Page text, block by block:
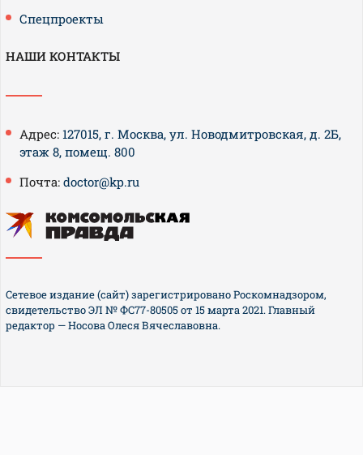
Спецпроекты
НАШИ КОНТАКТЫ
Адрес: 127015, г. Москва, ул. Новодмитровская, д. 2Б,
этаж 8, помещ. 800
Почта: doctor@kp.ru
Сетевое издание (сайт) зарегистрировано Роскомнадзором,
свидетельство ЭЛ № ФС77-80505 от 15 марта 2021. Главный
редактор — Носова Олеся Вячеславовна.